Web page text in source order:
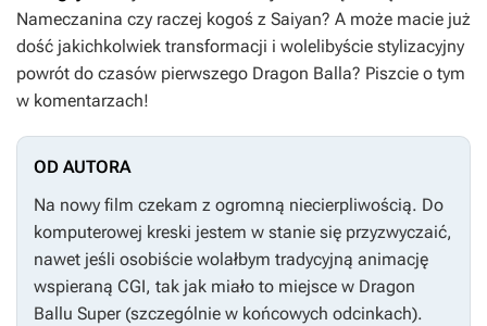
Nameczanina czy raczej kogoś z Saiyan? A może macie już
dość jakichkolwiek transformacji i wolelibyście stylizacyjny
powrót do czasów pierwszego Dragon Balla? Piszcie o tym
w komentarzach!
OD AUTORA
Na nowy film czekam z ogromną niecierpliwością. Do
komputerowej kreski jestem w stanie się przyzwyczaić,
nawet jeśli osobiście wolałbym tradycyjną animację
wspieraną CGI, tak jak miało to miejsce w Dragon
Ballu Super(szczególnie w końcowych odcinkach).